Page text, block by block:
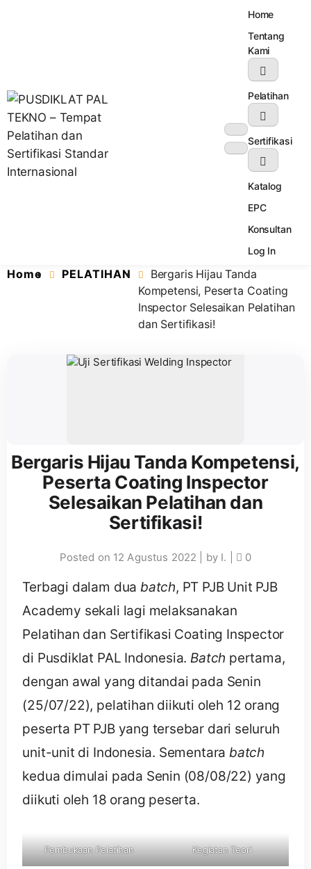
PUSDIKLAT PAL TEKNO – Tempat
Pelatihan dan Sertifikasi Standar
Lembaga Pelatihan dan Sertifikasi Standar Internasional
Home
Tentang
Kami
Pelatihan
Sertifikasi
Katalog
EPC
Konsultan
Log In
Home PELATIHAN
Bergaris Hijau Tanda
Kompetensi, Peserta Coating
Inspector Selesaikan Pelatihan
dan Sertifikasi!
Bergaris Hijau Tanda Kompetensi,
Peserta Coating Inspector
Selesaikan Pelatihan dan
Sertifikasi!
Posted on 12 Agustus 2022 by I. 0
Terbagi dalam dua batch, PT PJB Unit PJB
Academy sekali lagi melaksanakan
Pelatihan dan Sertifikasi Coating Inspector
di Pusdiklat PAL Indonesia.Batch pertama,
dengan awal yang ditandai pada Senin
(25/07/22), pelatihan diikuti oleh 12 orang
peserta PT PJB yang tersebar dari seluruh
unit-unit di Indonesia. Sementara batch
kedua dimulai pada Senin (08/08/22) yang
diikuti oleh 18 orang peserta.
Pembukaan Pelatihan Kegiatan Teori